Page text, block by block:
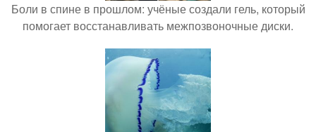
Боли в спине в прошлом: учёные создали гель, который
помогает восстанавливать межпозвоночные диски.